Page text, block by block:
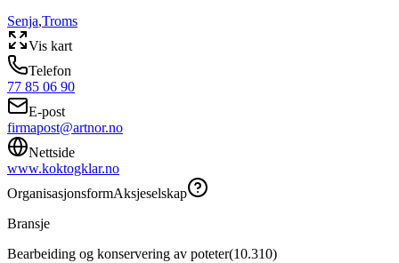
Senja,Troms
Vis kart
Telefon
77 85 06 90
E-post
firmapost@artnor.no
Nettside
www.koktogklar.no
OrganisasjonsformAksjeselskap
Bransje
Bearbeiding og konservering av poteter(10.310)